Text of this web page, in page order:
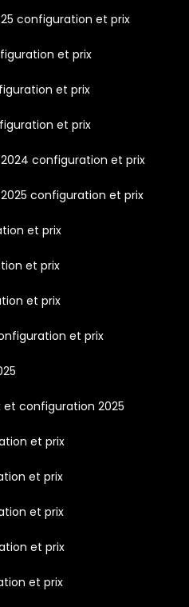
configuration et prix
et prix
et prix
et prix
2024 configuration et prix
2025 configuration et prix
et prix
et prix
et prix
et prix
et configuration 2025
et prix
et prix
et prix
et prix
et prix